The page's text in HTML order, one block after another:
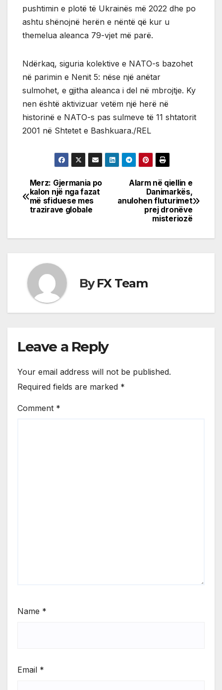
pushtimin e plotë të Ukrainës më 2022 dhe po
ashtu shënojnë herën e nëntë që kur u
themelua aleanca 79-vjet më parë.
Ndërkaq, siguria kolektive e NATO-s bazohet
në parimin e Nenit 5: nëse një anëtar
sulmohet, e gjitha aleanca i del në mbrojtje. Ky
nen është aktivizuar vetëm një herë në
historinë e NATO-s pas sulmeve të 11 shtatorit
2001 në Shtetet e Bashkuara./REL
Post
navigation
Alarm në qiellin e
Danimarkës,
anulohen fluturimet
prej dronëve
misteriozë
Merz: Gjermania po
kalon një nga fazat
më sfiduese mes
trazirave globale
ByFX Team
Leave a Reply
Your email address will not be published.
Required fields are marked *
Comment *
Name *
Email *